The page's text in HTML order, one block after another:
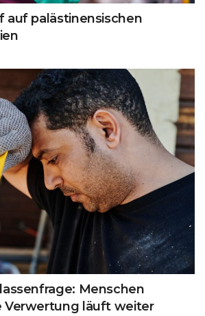
auf palästinensischen
Menschen
Verwertung läuft weiter